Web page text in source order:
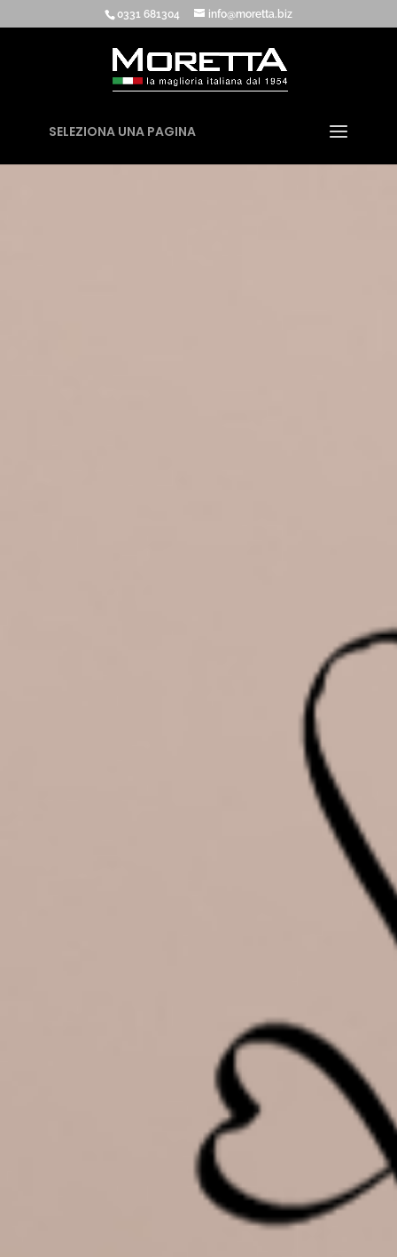
0331 681304 info@moretta.biz
SELEZIONA UNA PAGINA